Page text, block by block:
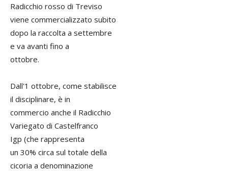
Radicchio rosso di Treviso
viene commercializzato subito
dopo la raccolta a settembre
e va avanti fino a
ottobre.
Dall'1 ottobre, come stabilisce
il disciplinare, è in
commercio anche il Radicchio
Variegato di Castelfranco
Igp (che rappresenta
un 30% circa sul totale della
cicoria a denominazione